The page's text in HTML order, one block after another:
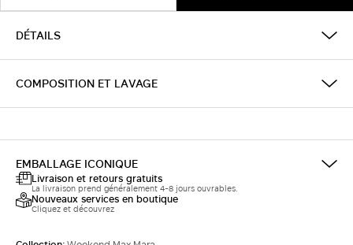
DÉTAILS
COMPOSITION ET LAVAGE
EMBALLAGE ICONIQUE
Livraison et retours gratuits
La livraison prend généralement 4-8 jours ouvrables.
Nouveaux services en boutique
Cliquez et découvrez